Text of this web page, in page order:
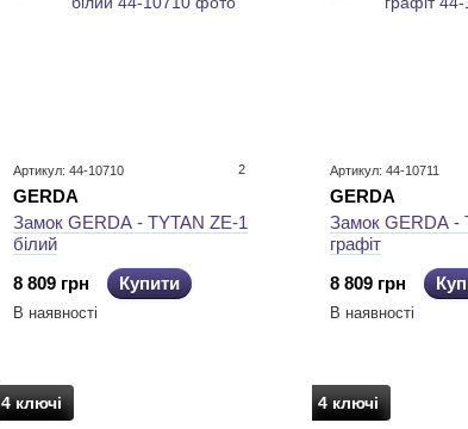
Артикул: 44-10710 2
GERDA
Замок GERDA - TYTAN ZE-1
білий
8 809 грн
Купити
В наявності
Артикул: 44-10711
GERDA
Замок GERDA -
графіт
8 809 грн
В наявності
4 ключі 4 ключі